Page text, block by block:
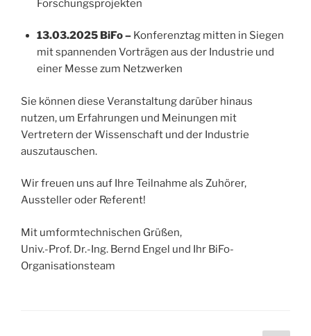
Forschungsprojekten
13.03.2025 BiFo – Konferenztag mitten in Siegen
mit spannenden Vorträgen aus der Industrie und
einer Messe zum Netzwerken
Sie können diese Veranstaltung darüber hinaus
nutzen, um Erfahrungen und Meinungen mit
Vertretern der Wissenschaft und der Industrie
auszutauschen.
Wir freuen uns auf Ihre Teilnahme als Zuhörer,
Aussteller oder Referent!
Mit umformtechnischen Grüßen,
Univ.-Prof. Dr.-Ing. Bernd Engel und Ihr BiFo-
Organisationsteam